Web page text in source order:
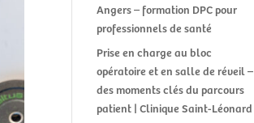
Angers – formation DPC pour
professionnels de santé
Prise en charge au bloc
opératoire et en salle de réveil –
des moments clés du parcours
patient | Clinique Saint-Léonard